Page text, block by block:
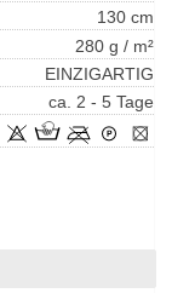
130 cm
280 g / m²
EINZIGARTIG
ca. 2 - 5 Tage